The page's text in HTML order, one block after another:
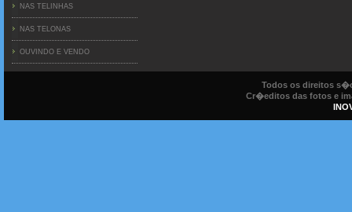
NAS TELINHAS
NAS TELONAS
OUVINDO E VENDO
Todos os direitos
Cr�editos das fotos e